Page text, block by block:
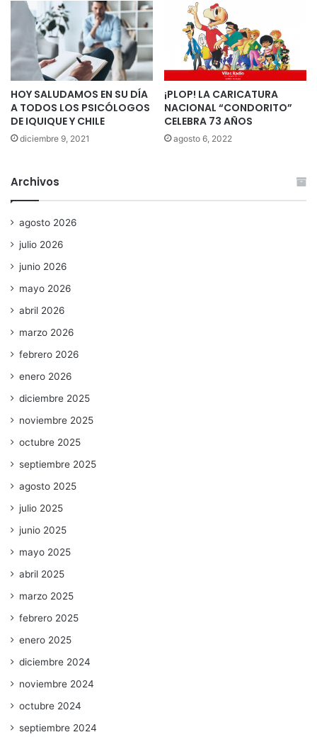
HOY SALUDAMOS EN SU DÍA
A TODOS LOS PSICÓLOGOS
DE IQUIQUE Y CHILE
diciembre 9, 2021
¡PLOP! LA CARICATURA
NACIONAL “CONDORITO”
CELEBRA 73 AÑOS
agosto 6, 2022
Archivos
agosto 2026
julio 2026
junio 2026
mayo 2026
abril 2026
marzo 2026
febrero 2026
enero 2026
diciembre 2025
noviembre 2025
octubre 2025
septiembre 2025
agosto 2025
julio 2025
junio 2025
mayo 2025
abril 2025
marzo 2025
febrero 2025
enero 2025
diciembre 2024
noviembre 2024
octubre 2024
septiembre 2024